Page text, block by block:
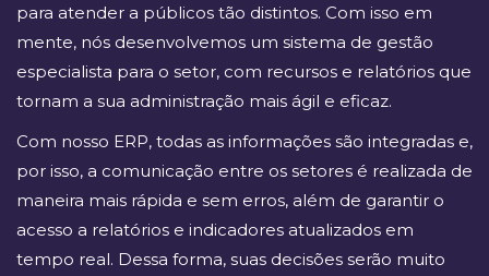
para atender a públicos tão distintos. Com isso em
mente, nós desenvolvemos um sistema de gestão
especialista para o setor, com recursos e relatórios que
tornam a sua administração mais ágil e eficaz.
Com nosso ERP, todas as informações são integradas e,
por isso, a comunicação entre os setores é realizada de
maneira mais rápida e sem erros, além de garantir o
acesso a relatórios e indicadores atualizados em
tempo real. Dessa forma, suas decisões serão muito